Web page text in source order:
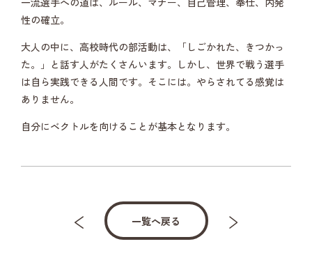
性の確立。
大人の中に、高校時代の部活動は、「しごかれた、きつかっ
た。」と話す人がたくさんいます。しかし、世界で戦う選手
は自ら実践できる人間です。そこには。やらされてる感覚は
ありません。
自分にベクトルを向けることが基本となります。
一覧へ戻る